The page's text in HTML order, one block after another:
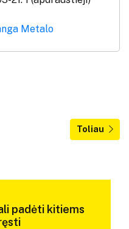
Metalo
Toliau
padėti kitiems